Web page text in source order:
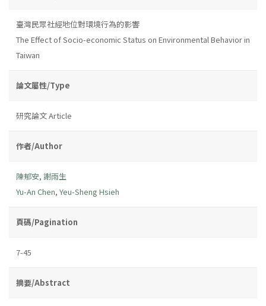
臺灣民眾社經地位對環境行為的影響
The Effect of Socio-economic Status on Environmental Behavior in
Taiwan
論文屬性/Type
研究論文 Article
作者/Author
陳郁安, 謝雨生
Yu-An Chen, Yeu-Sheng Hsieh
頁碼/Pagination
7-45
摘要/Abstract